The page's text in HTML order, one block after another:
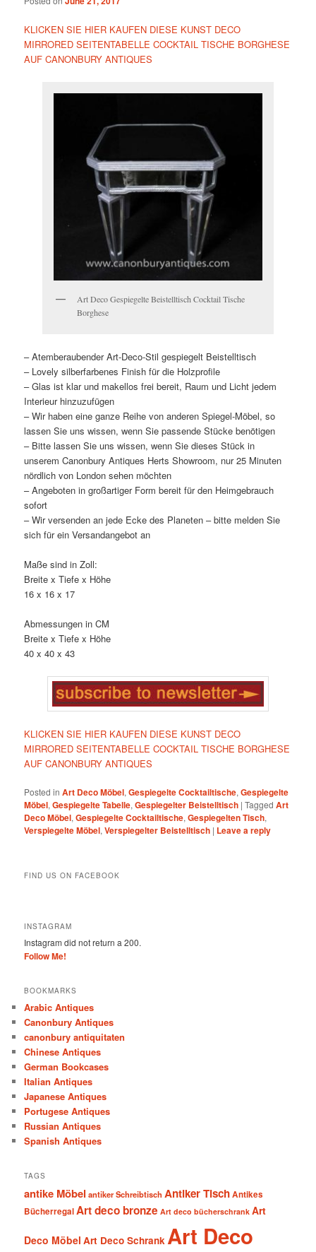
KLICKEN SIE HIER KAUFEN DIESE KUNST DECO
MIRRORED SEITENTABELLE COCKTAIL TISCHE BORGHESE
AUF CANONBURY ANTIQUES
Art Deco Gespiegelte Beistelltisch Cocktail Tische
Borghese
– Atemberaubender Art-Deco-Stil gespiegelt Beistelltisch
– Lovely silberfarbenes Finish für die Holzprofile
– Glas ist klar und makellos frei bereit, Raum und Licht jedem
Interieur hinzuzufügen
– Wir haben eine ganze Reihe von anderen Spiegel-Möbel, so
lassen Sie uns wissen, wenn Sie passende Stücke benötigen
– Bitte lassen Sie uns wissen, wenn Sie dieses Stück in
unserem Canonbury Antiques Herts Showroom, nur 25 Minuten
nördlich von London sehen möchten
– Angeboten in großartiger Form bereit für den Heimgebrauch
sofort
– Wir versenden an jede Ecke des Planeten – bitte melden Sie
sich für ein Versandangebot an
Maße sind in Zoll:
Breite x Tiefe x Höhe
16 x 16 x 17
Abmessungen in CM
Breite x Tiefe x Höhe
40 x 40 x 43
KLICKEN SIE HIER KAUFEN DIESE KUNST DECO
MIRRORED SEITENTABELLE COCKTAIL TISCHE BORGHESE
AUF CANONBURY ANTIQUES
Posted in Art Deco Möbel,Gespiegelte Cocktailtische,Gespiegelte
Möbel,Gespiegelte Tabelle,Gespiegelter Beistelltisch |Tagged Art
Deco Möbel,Gespiegelte Cocktailtische,Gespiegelten Tisch,
Verspiegelte Möbel,Verspiegelter Beistelltisch | Leave a reply
FIND US ON FACEBOOK
INSTAGRAM
Instagram did not return a 200.
Follow Me!
BOOKMARKS
Arabic Antiques
Canonbury Antiques
canonbury antiquitaten
Chinese Antiques
German Bookcases
Italian Antiques
Japanese Antiques
Portugese Antiques
Russian Antiques
Spanish Antiques
TAGS
antike Möbel antiker Schreibtisch Antiker TischAntikes
BücherregalArt deco bronze Art deco bücherschrank Art
Deco Möbel Art Deco Schrank Art Deco